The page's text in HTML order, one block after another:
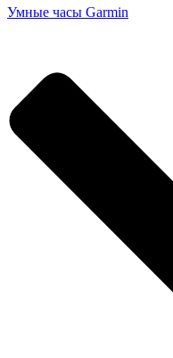
Умные часы Garmin